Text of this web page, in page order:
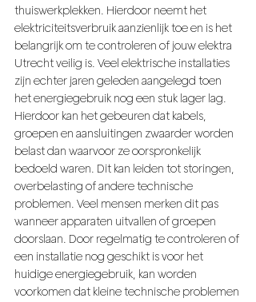
thuiswerkplekken. Hierdoor neemt het
elektriciteitsverbruik aanzienlijk toe en is het
belangrijk om te controleren of jouw elektra
Utrecht veilig is. Veel elektrische installaties
zijn echter jaren geleden aangelegd toen
het energiegebruik nog een stuk lager lag.
Hierdoor kan het gebeuren dat kabels,
groepen en aansluitingen zwaarder worden
belast dan waarvoor ze oorspronkelijk
bedoeld waren. Dit kan leiden tot storingen,
overbelasting of andere technische
problemen. Veel mensen merken dit pas
wanneer apparaten uitvallen of groepen
doorslaan. Door regelmatig te controleren of
een installatie nog geschikt is voor het
huidige energiegebruik, kan worden
voorkomen dat kleine technische problemen